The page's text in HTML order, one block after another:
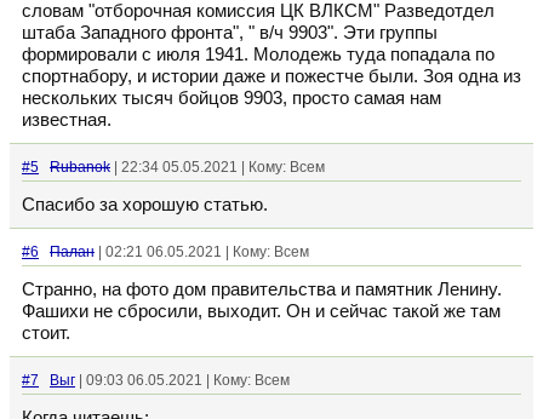
словам "отборочная комиссия ЦК ВЛКСМ" Разведотдел
штаба Западного фронта", " в/ч 9903". Эти группы
формировали с июля 1941. Молодежь туда попадала по
спортнабору, и истории даже и пожестче были. Зоя одна из
нескольких тысяч бойцов 9903, просто самая нам
известная.
#5 Rubanok | 22:34 05.05.2021 | Кому: Всем
Спасибо за хорошую статью.
#6 Палан | 02:21 06.05.2021 | Кому: Всем
Странно, на фото дом правительства и памятник Ленину.
Фашихи не сбросили, выходит. Он и сейчас такой же там
стоит.
#7 Выг | 09:03 06.05.2021 | Кому: Всем